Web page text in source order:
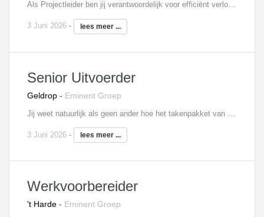
Als Projectleider ben jij verantwoordelijk voor efficiënt verloop en aansturen van meerdere projecten. Hierbij komt veel verantwoordelijk bij kijken en veel diverse andere taken waaronder: Het opzetten van zowel een globale en detailplanning De inkoop en het opstellen van contracten Interne communicatie zowel contact met externe partijen Het bewaken van de voortgang Het deelnemen van bouwvergaderingen Het zelfstandig uitvoeren van de werkvoorbereiding In hoofdlijnen voer jij de bovenstaande taken uit. Schrik echter niet, want de rol van projectleider heeft nog veel andere taken. Als spin in het web heb jij dus veel te doen en heb je een zeer gevarieerde baan! Interesse? Neem contact op met Filip Martens, 06 - 18 25 71 31,
3 Juni 2026 - lees meer ...
Senior Uitvoerder
Geldrop - Eminent Groep
3 Juni 2026 - lees meer ...
Werkvoorbereider
't Harde - Eminent Groep